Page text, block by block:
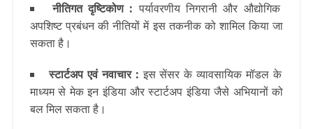
नीतिगत दृष्टिकोण : पर्यावरणीय निगरानी और औद्योगिक
अपशिष्ट प्रबंधन की नीतियों में इस तकनीक को शामिल किया जा
सकता है।
स्टार्टअप एवं नवाचार : इस सेंसर के व्यावसायिक मॉडल के
माध्यम से मेक इन इंडिया और स्टार्टअप इंडिया जैसे अभियानों को
बल मिल सकता है।